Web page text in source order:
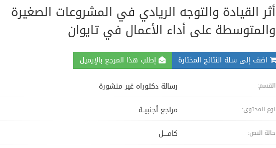
أثر القيادة والتوجه الريادي في المشروعات الصغيرة
والمتوسطة على أداء الأعمال في تايوان
اضف إلى سلة النتائج المختارة إطلب هذا المرجع بالإيميل
القسم: رسالة دكتوراه غير منشورة
نوع المحتوى: مراجع أجنبيــة
حالة النص: كامــــل